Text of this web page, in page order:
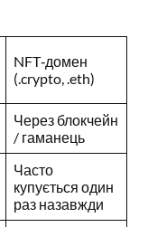
NFT‑домен
(.crypto, .eth)
Через блокчейн
/ гаманець
Часто
купується один
раз назавжди